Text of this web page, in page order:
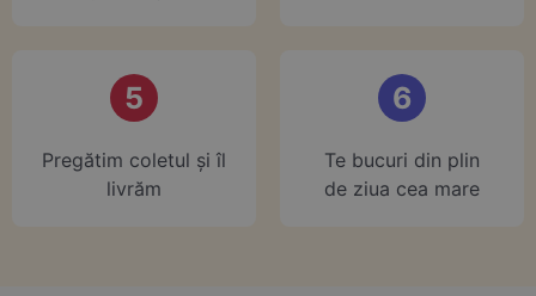
5
Pregătim coletul și îl
livrăm
6
Te bucuri din plin
de ziua cea mare